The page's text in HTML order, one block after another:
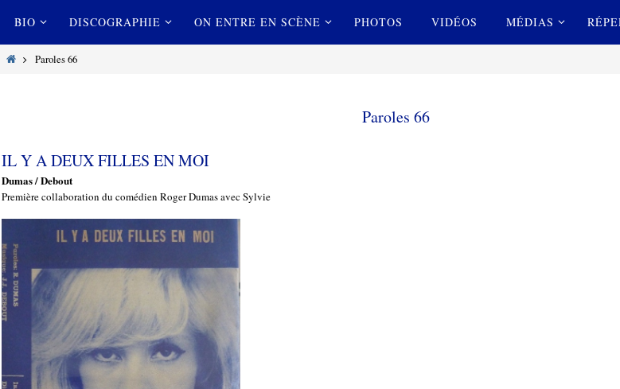
vers
le
vers
le
contenu
BIO DISCOGRAPHIE ON ENTRE EN SCÈNE PHOTOS VIDÉOS MÉDIAS
HomeParoles 66
Paroles 66
IL Y A DEUX FILLES EN MOI
Dumas / Debout
Première collaboration du comédien Roger Dumas avec Sylvie